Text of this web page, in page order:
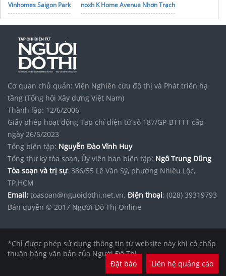
Vinhomes Saigon Park
noxh K Home Avenue Nhơn Trạch
Tập đoàn Bcons Group
XSDLtrực tiếp
Cơ quan chủ quản: Viện Nghiên cứu đô thị và Phát triển hạ
tầng (Tổng hội Xây dựng Việt Nam)
Thành lập: 12/6/2006
Giấy phép hoạt động Tạp chí điện tử số 187/GP-BTTTT cấp
ngày 26/5/2023
Tổng biên tập: Nguyễn Đào Vĩnh Huy
Tổng thư ký tòa soạn, Ủy viên ban biên tập: Ngô Trung Dũng
Tòa soạn và trị sự: 386/55 Lê Văn Sỹ, phường Nhiêu Lộc,
TP.HCM
Email: toasoan@nguoidothi.net.vn. Điện thoại: (028) 39319793
Bản quyền © 2017 Người Đô Thị Online
*Chỉ được phép sử dụng thông tin từ website này khi có chấp
thuận bằng văn bản của Người Đô Thị.
Đặt báo
Liên hệ quảng cáo